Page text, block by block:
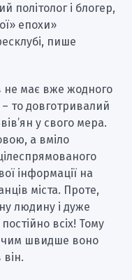
політолог і блогер,
епохи»
пише
не має вже жодного
то довготривалий
у свого мера.
а вміло
інформації на
міста. Проте,
людину і дуже
всіх! Тому
чим швидше воно